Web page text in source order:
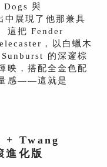
與
展現了他那兼具
這把 Fender
，以白蠟木
的深邃棕
映，搭配全金色配
感——這就是
Twang
化版